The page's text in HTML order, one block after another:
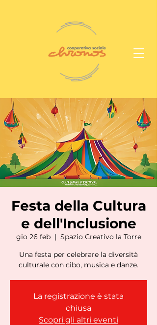
Festa della Cultura
e dell'Inclusione
gio 26 feb
  |
Spazio Creativo la Torre
Una festa per celebrare la diversità
culturale con cibo, musica e danze.
La registrazione è stata
chiusa
Scopri gli altri eventi